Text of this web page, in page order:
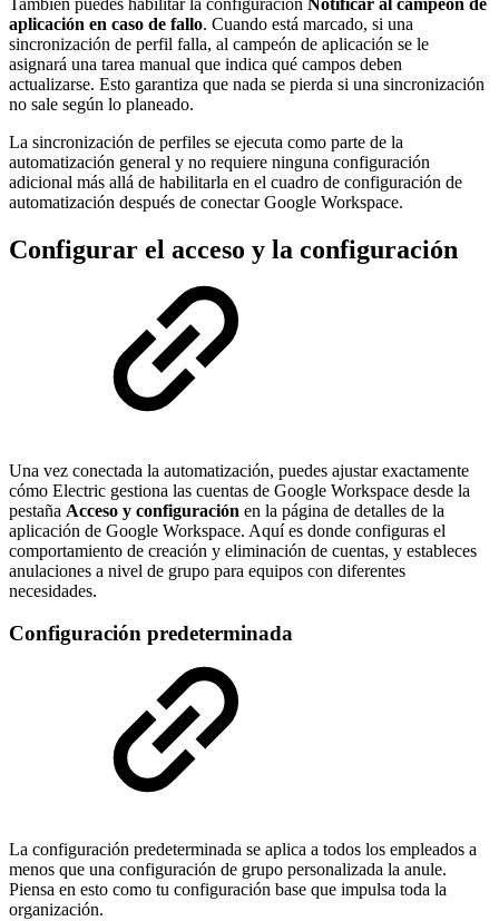
aplicación en caso de fallo. Cuando está marcado, si una
sincronización de perfil falla, al campeón de aplicación se le
asignará una tarea manual que indica qué campos deben
actualizarse. Esto garantiza que nada se pierda si una sincronización
no sale según lo planeado.
La sincronización de perfiles se ejecuta como parte de la
automatización general y no requiere ninguna configuración
adicional más allá de habilitarla en el cuadro de configuración de
automatización después de conectar Google Workspace.
Configurar el acceso y la configuración
Una vez conectada la automatización, puedes ajustar exactamente
cómo Electric gestiona las cuentas de Google Workspace desde la
pestaña Acceso y configuración en la página de detalles de la
aplicación de Google Workspace. Aquí es donde configuras el
comportamiento de creación y eliminación de cuentas, y estableces
anulaciones a nivel de grupo para equipos con diferentes
necesidades.
Configuración predeterminada
La configuración predeterminada se aplica a todos los empleados a
menos que una configuración de grupo personalizada la anule.
Piensa en esto como tu configuración base que impulsa toda la
organización.